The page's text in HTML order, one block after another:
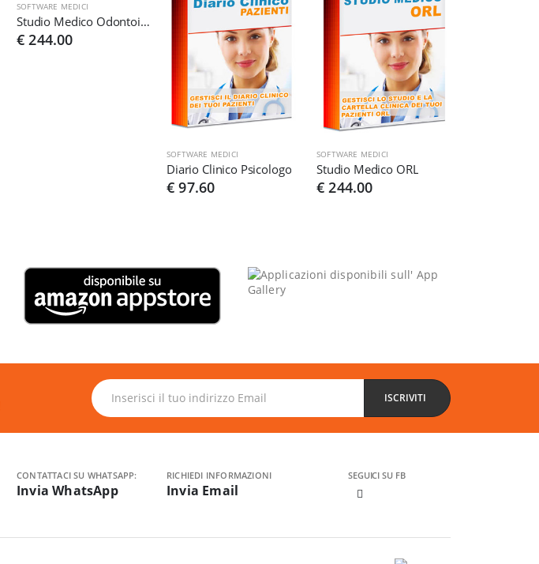
SOFTWARE MEDICI
Studio Medico Odontoiatrico
€ 244.00
SOFTWARE MEDICI
Diario Clinico Psicologo
€ 97.60
SOFTWARE MEDICI
Studio Medico ORL
€ 244.00
ISCRIVITI
CONTATTACI SU WHATSAPP:
Invia WhatsApp
RICHIEDI INFORMAZIONI
Invia Email
SEGUICI SU FB